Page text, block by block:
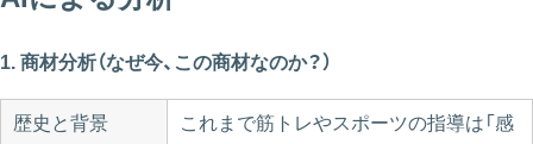
1. 商材分析（なぜ今、この商材なのか？）
歴史と背景
これまで筋トレやスポーツの指導は「感